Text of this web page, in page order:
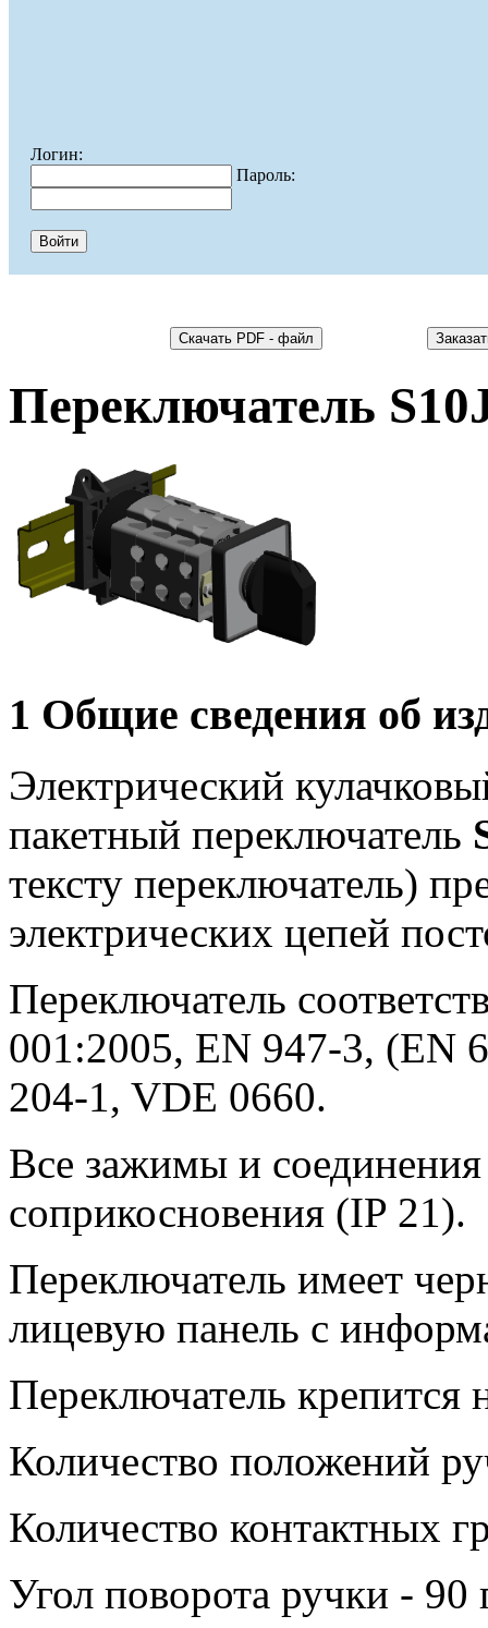
Логин:
Пароль:
Переключатель
1 Общие сведения об
Электрический
пакетный переключатель
тексту переключатель)
электрических цепей
Переключатель
001:2005, EN 947-3, (EN
204-1, VDE 0660.
Все зажимы и
соприкосновения (IP 21).
Переключатель имеет
лицевую панель с
Переключатель крепится
Количество положений
Количество контактных
Угол поворота ручки - 90